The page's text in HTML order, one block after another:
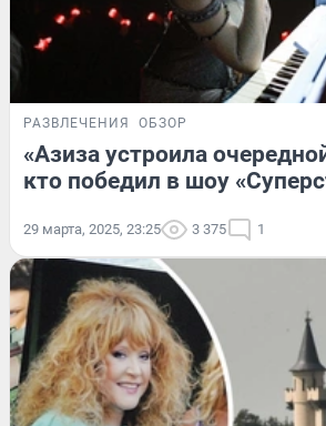
РАЗВЛЕЧЕНИЯ ОБЗОР
«Азиза устроила
кто победил в шоу
29 марта, 2025, 23:25 3 375 1